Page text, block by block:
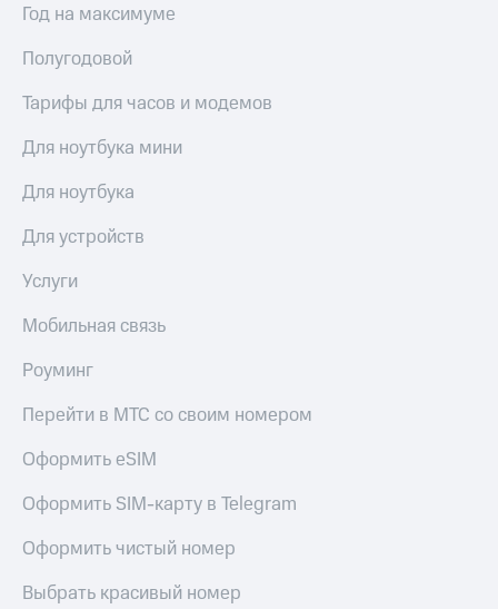
Год на максимуме
Полугодовой
Тарифы для часов и модемов
Для ноутбука мини
Для ноутбука
Для устройств
Услуги
Мобильная связь
Роуминг
Перейти в МТС со своим номером
Оформить eSIM
Оформить SIM-карту в Telegram
Оформить чистый номер
Выбрать красивый номер